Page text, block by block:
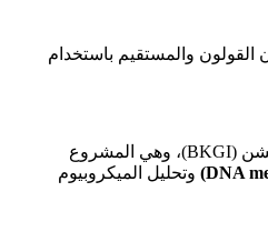
والمستقيم باستخدام
وقعت شركة BGI Genomics، وهي شركة تكنولوجيا حيوية صينية، مذكرة تفاهم مع إدارة العلوم الطبية التابعة لوزارة الصحة العامة التايلاندية وشركة بانكوك جينوميكس إنوفيشن (BKGI)، وهي المشروع
وتحليل الميكروبيوم